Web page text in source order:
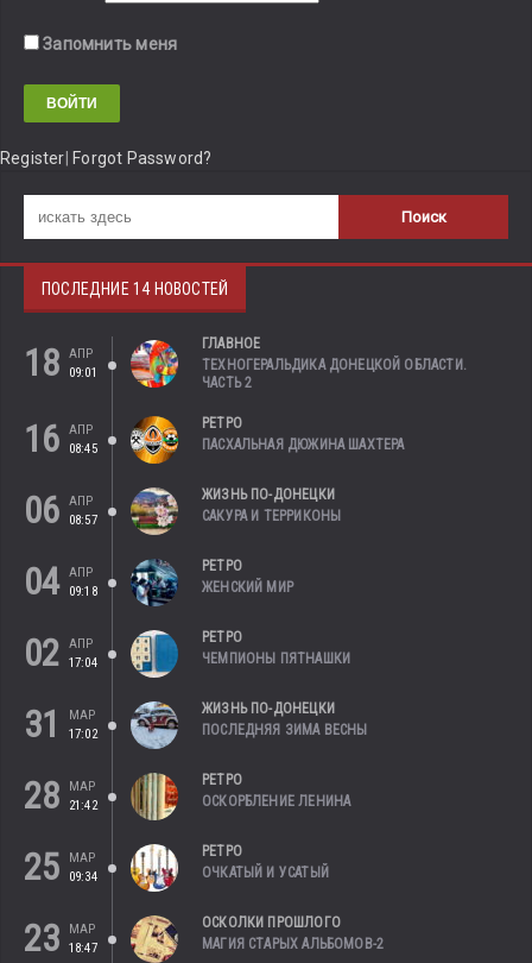
Запомнить меня
Register Forgot Password?
ПОСЛЕДНИЕ 14 НОВОСТЕЙ
18
АПР
09:01
ГЛАВНОЕ
ТЕХНОГЕРАЛЬДИКА ДОНЕЦКОЙ ОБЛАСТИ.
ЧАСТЬ 2
16
АПР
08:45
РЕТРО
ПАСХАЛЬНАЯ ДЮЖИНА ШАХТЕРА
06
АПР
08:57
ЖИЗНЬ ПО-ДОНЕЦКИ
САКУРА И ТЕРРИКОНЫ
04 АПР
09:18
РЕТРО
ЖЕНСКИЙ МИР
02
АПР
17:04
РЕТРО
ЧЕМПИОНЫ ПЯТНАШКИ
31
МАР
17:02
ЖИЗНЬ ПО-ДОНЕЦКИ
ПОСЛЕДНЯЯ ЗИМА ВЕСНЫ
28
МАР
21:42
РЕТРО
ОСКОРБЛЕНИЕ ЛЕНИНА
25
МАР
09:34
РЕТРО
ОЧКАТЫЙ И УСАТЫЙ
23
МАР
18:47
ОСКОЛКИ ПРОШЛОГО
МАГИЯ СТАРЫХ АЛЬБОМОВ-2